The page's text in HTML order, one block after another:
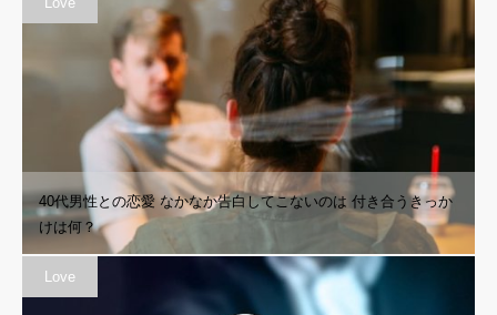
40代男性との恋愛 なかなか告白してこないのは 付き合うきっか
けは何？
Love